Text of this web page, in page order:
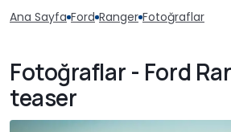
Ana Sayfa Ford Ranger Fotoğraflar
Fotoğraflar - Ford
teaser